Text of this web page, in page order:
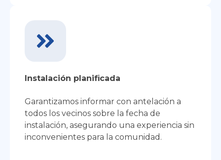
Instalación planificada
Garantizamos informar con antelación a
todos los vecinos sobre la fecha de
instalación, asegurando una experiencia sin
inconvenientes para la comunidad.